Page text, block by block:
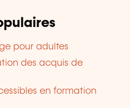
pour adultes
des acquis de
en formation